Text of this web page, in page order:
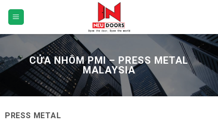
CỬA NHÔM PMI – PRESS METAL
MALAYSIA
PRESS METAL